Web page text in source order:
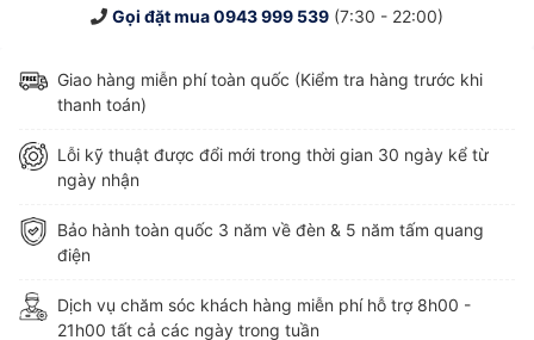
Gọi đặt mua0943 999 539 (7:30 - 22:00)
Giao hàng miễn phí toàn quốc (Kiểm tra hàng trước khi
thanh toán)
Lỗi kỹ thuật được đổi mới trong thời gian 30 ngày kể từ
ngày nhận
Bảo hành toàn quốc 3 năm về đèn & 5 năm tấm quang
điện
Dịch vụ chăm sóc khách hàng miễn phí hỗ trợ 8h00 -
21h00 tất cả các ngày trong tuần